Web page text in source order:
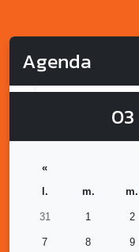
Agenda
03
«
l.
m. m.
31 1 2
7 8 9